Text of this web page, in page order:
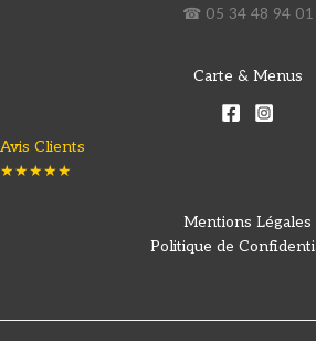
☎ 05 34 48 94 01
Carte & Menus
Avis Clients
★★★★★
Mentions Légales
Politique de